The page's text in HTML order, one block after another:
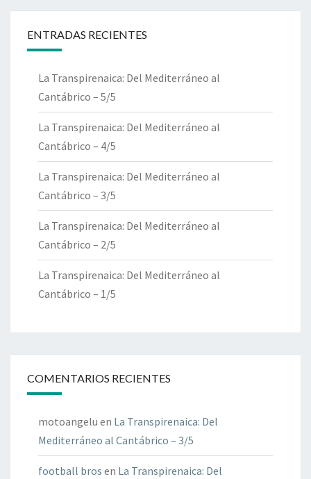
ENTRADAS RECIENTES
La Transpirenaica: Del Mediterráneo al
Cantábrico – 5/5
La Transpirenaica: Del Mediterráneo al
Cantábrico – 4/5
La Transpirenaica: Del Mediterráneo al
Cantábrico – 3/5
La Transpirenaica: Del Mediterráneo al
Cantábrico – 2/5
La Transpirenaica: Del Mediterráneo al
Cantábrico – 1/5
COMENTARIOS RECIENTES
motoangelu en La Transpirenaica: Del
Mediterráneo al Cantábrico – 3/5
football bros en La Transpirenaica: Del